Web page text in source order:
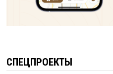
СПЕЦПРОЕКТЫ